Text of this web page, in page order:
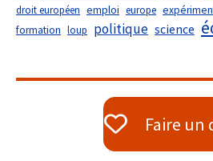
droit européen emploi europe
formation loup politique science
Faire un